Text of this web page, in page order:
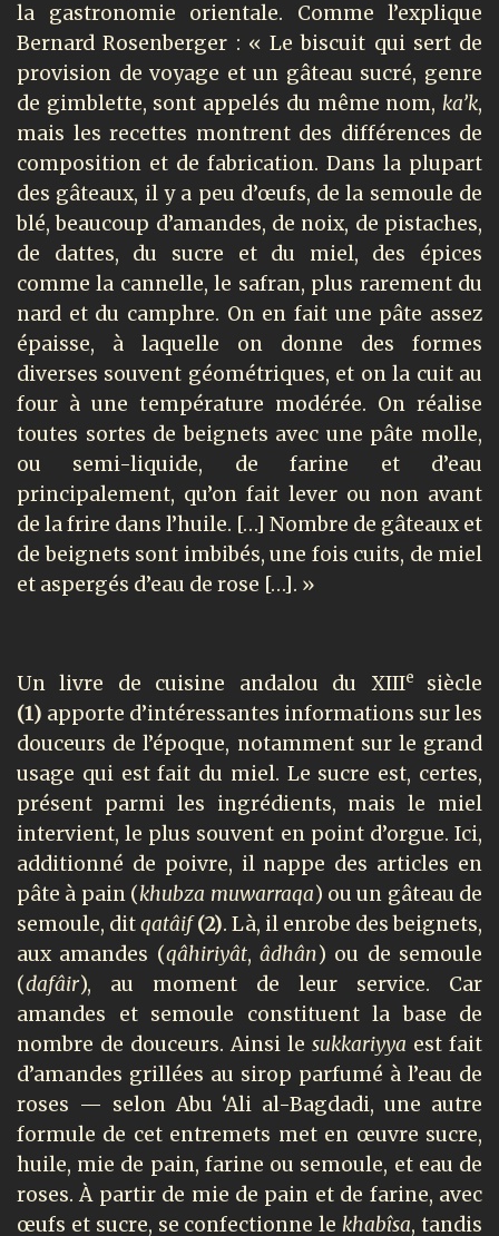
la gastronomie orientale. Comme l’explique
Bernard Rosenberger : « Le biscuit qui sert de
provision de voyage et un gâteau sucré, genre
de gimblette, sont appelés du même nom, ka’k,
mais les recettes montrent des différences de
composition et de fabrication. Dans la plupart
des gâteaux, il y a peu d’œufs, de la semoule de
blé, beaucoup d’amandes, de noix, de pistaches,
de dattes, du sucre et du miel, des épices
comme la cannelle, le safran, plus rarement du
nard et du camphre. On en fait une pâte assez
épaisse, à laquelle on donne des formes
diverses souvent géométriques, et on la cuit au
four à une température modérée. On réalise
toutes sortes de beignets avec une pâte molle,
ou semi-liquide, de farine et d’eau
principalement, qu’on fait lever ou non avant
de la frire dans l’huile. […] Nombre de gâteaux et
de beignets sont imbibés, une fois cuits, de miel
et aspergés d’eau de rose […]. »
Un livre de cuisine andalou du XIIIe siècle
(1) apporte d’intéressantes informations sur les
douceurs de l’époque, notamment sur le grand
usage qui est fait du miel. Le sucre est, certes,
présent parmi les ingrédients, mais le miel
intervient, le plus souvent en point d’orgue. Ici,
additionné de poivre, il nappe des articles en
pâte à pain (khubza muwarraqa) ou un gâteau de
semoule, ditqatâif(2). Là, il enrobe des beignets,
aux amandes (qâhiriyât,âdhân) ou de semoule
(dafâir), au moment de leur service. Car
amandes et semoule constituent la base de
nombre de douceurs. Ainsi le sukkariyya est fait
d’amandes grillées au sirop parfumé à l’eau de
roses — selon Abu ‘Ali al-Bagdadi, une autre
formule de cet entremets met en œuvre sucre,
huile, mie de pain, farine ou semoule, et eau de
roses. À partir de mie de pain et de farine, avec
œufs et sucre, se confectionne lekhabîsa, tandis